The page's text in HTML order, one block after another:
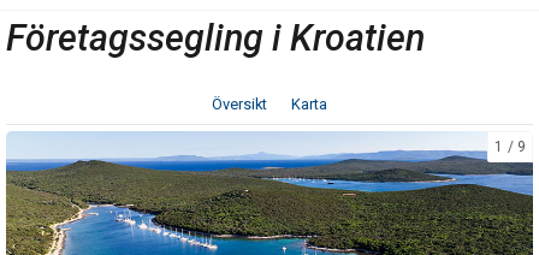
Företagssegling i Kroatien
Översikt Karta
1 9